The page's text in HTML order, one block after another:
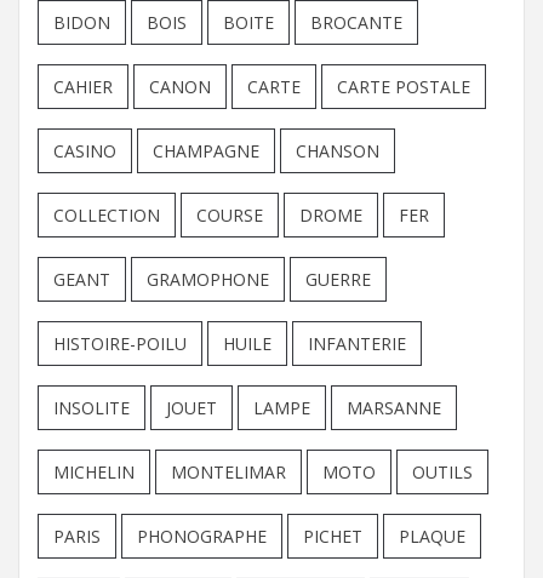
BIDON BOIS BOITE BROCANTE
CAHIER CANON CARTE CARTE POSTALE
CASINO CHAMPAGNE CHANSON
COLLECTION COURSE DROME FER
GEANT GRAMOPHONE GUERRE
HISTOIRE-POILU HUILE INFANTERIE
INSOLITE JOUET LAMPE MARSANNE
MICHELIN MONTELIMAR MOTO OUTILS
PARIS PHONOGRAPHE PICHET PLAQUE